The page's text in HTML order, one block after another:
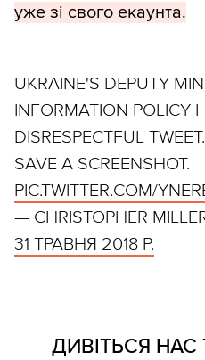
уже зі свого екаунта.
UKRAINE'S DEPUTY
INFORMATION POLICY
DISRESPECTFUL
SAVE A SCREENSHOT.
PIC.TWITTER.COM/
— CHRISTOPHER
31 ТРАВНЯ 2018 Р.
ДИВІТЬСЯ НАС